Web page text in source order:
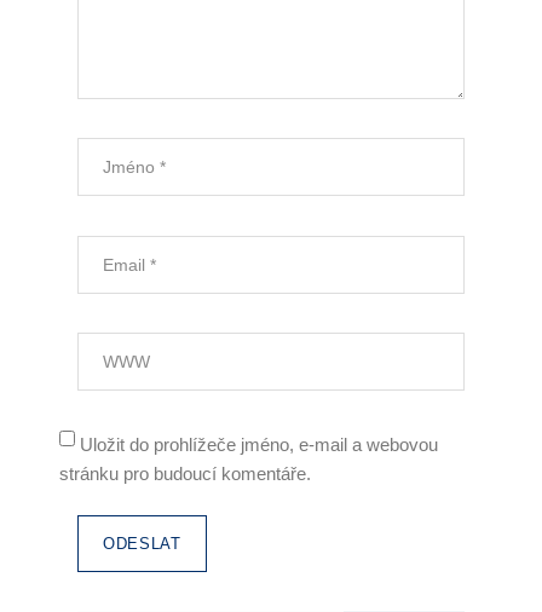
Uložit do prohlížeče jméno, e-mail a webovou
stránku pro budoucí komentáře.